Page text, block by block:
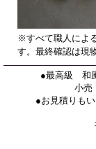
※すべて職人によ
す。最終確認は現
●最高級 和
小売
●お見積りも